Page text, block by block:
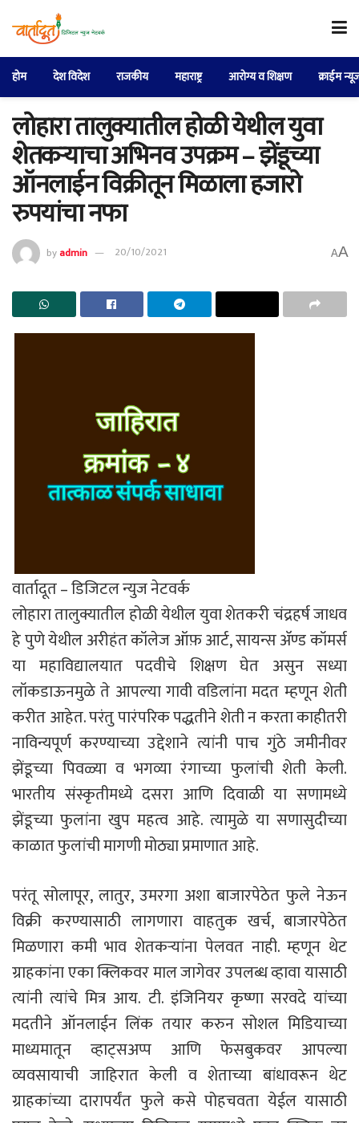
होम देश विदेश राजकीय महाराष्ट्र आरोग्य व शिक्षण क्राईम
लोहारा तालुक्यातील होळी येथील युवा
शेतकऱ्याचा अभिनव उपक्रम – झेंडूच्या
ऑनलाईन विक्रीतून मिळाला हजारो
रुपयांचा नफा
byadmin 20/10/2021 AA
वार्तादूत – डिजिटल न्युज नेटवर्क
लोहारा तालुक्यातील होळी येथील युवा शेतकरी चंद्रहर्ष जाधव
हे पुणे येथील अरीहंत कॉलेज ऑफ़ आर्ट, सायन्स अ‍ॅण्ड कॉमर्स
या महाविद्यालयात पदवीचे शिक्षण घेत असुन सध्या
लॉकडाऊनमुळे ते आपल्या गावी वडिलांना मदत म्हणून शेती
करीत आहेत. परंतु पारंपरिक पद्धतीने शेती न करता काहीतरी
नाविन्यपूर्ण करण्याच्या उद्देशाने त्यांनी पाच गुंठे जमीनीवर
झेंडूच्या पिवळ्या व भगव्या रंगाच्या फुलांची शेती केली.
भारतीय संस्कृतीमध्ये दसरा आणि दिवाळी या सणामध्ये
झेंडूच्या फुलांना खुप महत्व आहे. त्यामुळे या सणासुदीच्या
काळात फुलांची मागणी मोठ्या प्रमाणात आहे.
परंतू सोलापूर, लातुर, उमरगा अशा बाजारपेठेत फुले नेऊन
विक्री करण्यासाठी लागणारा वाहतुक खर्च, बाजारपेठेत
मिळणारा कमी भाव शेतकऱ्यांना पेलवत नाही. म्हणून थेट
ग्राहकांना एका क्लिकवर माल जागेवर उपलब्ध व्हावा यासाठी
त्यांनी त्यांचे मित्र आय. टी. इंजिनियर कृष्णा सरवदे यांच्या
मदतीने ऑनलाईन लिंक तयार करुन सोशल मिडियाच्या
माध्यमातून व्हाट्सअप्प आणि फेसबुकवर आपल्या
व्यवसायाची जाहिरात केली व शेताच्या बांधावरून थेट
ग्राहकांच्या दारापर्यंत फुले कसे पोहचवता येईल यासाठी